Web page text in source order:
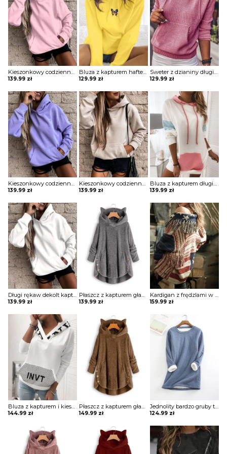
Kieszonkowy codzienny top z kapturem bluza Anthe
139.99 zł
Bluza z kapturem haftem motylkowym Sinica
129.99 zł
Sweter z dzianiny długim rękawem i kieszeniami Bedrije
129.99 zł
Kieszonkowy codzienny top z kapturem bluza Anthe
139.99 zł
Kieszonkowy codzienny top z kapturem bluza Anthe
139.99 zł
Bluza z kapturem długim rękawem sukienka Marje
139.99 zł
Długi rękaw dekolt kaptur jednolita casual ściągacz kangurka kieszeń luźna na co dzień bluza Delila
139.99 zł
Płaszcz z kapturem gładkimi guzikami kurtka Fennie
139.99 zł
Kardigan z frędzlami w kolorowe bloki paski sweter Kellia
159.99 zł
Bluza z kapturem i kieszeniami w literę Anabela
144.99 zł
Płaszcz z kapturem gładkimi guzikami kurtka Pamila
149.99 zł
Jednolity bardzo gruby top z długim rękawem bluzka Anique
124.99 zł